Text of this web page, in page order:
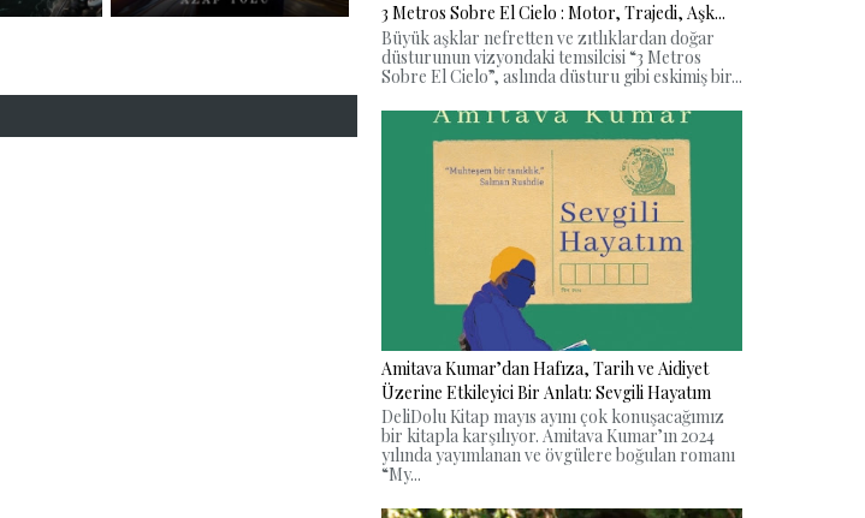
3 Metros Sobre El Cielo : Motor, Trajedi, Aşk...
Büyük aşklar nefretten ve zıtlıklardan doğar
düsturunun vizyondaki temsilcisi “3 Metros
Sobre El Cielo”, aslında düsturu gibi eskimiş bir...
Amitava Kumar’dan Hafıza, Tarih ve Aidiyet
Üzerine Etkileyici Bir Anlatı: Sevgili Hayatım
DeliDolu Kitap mayıs ayını çok konuşacağımız
bir kitapla karşılıyor. Amitava Kumar’ın 2024
yılında yayımlanan ve övgülere boğulan romanı
“My...